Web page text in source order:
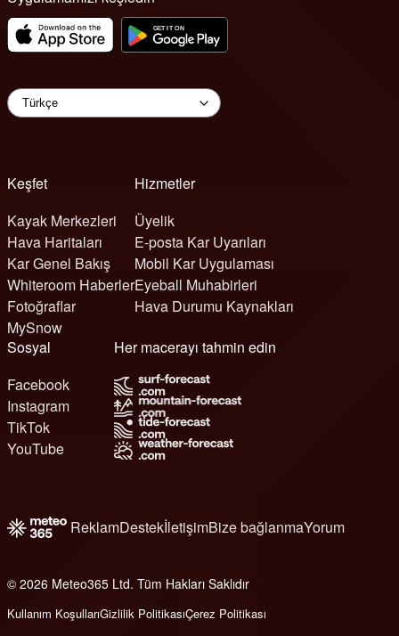
Keşfet
Kayak Merkezleri
Hava Haritaları
Kar Genel Bakış
Whiteroom Haberler
Fotoğraflar
MySnow
Hizmetler
Üyelik
E-posta Kar Uyarıları
Mobil Kar Uygulaması
Eyeball Muhabirleri
Hava Durumu Kaynakları
Sosyal
Facebook
Instagram
TikTok
YouTube
Her macerayı tahmin edin
ReklamDestekİletişimBize bağlanmaYorum
© 2026 Meteo365 Ltd. Tüm Hakları Saklıdır
Kullanım KoşullarıGizlilik PolitikasıÇerez Politikası